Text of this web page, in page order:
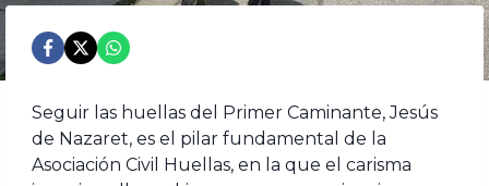
Seguir las huellas del Primer Caminante, Jesús
de Nazaret, es el pilar fundamental de la
Asociación Civil Huellas, en la que el carisma